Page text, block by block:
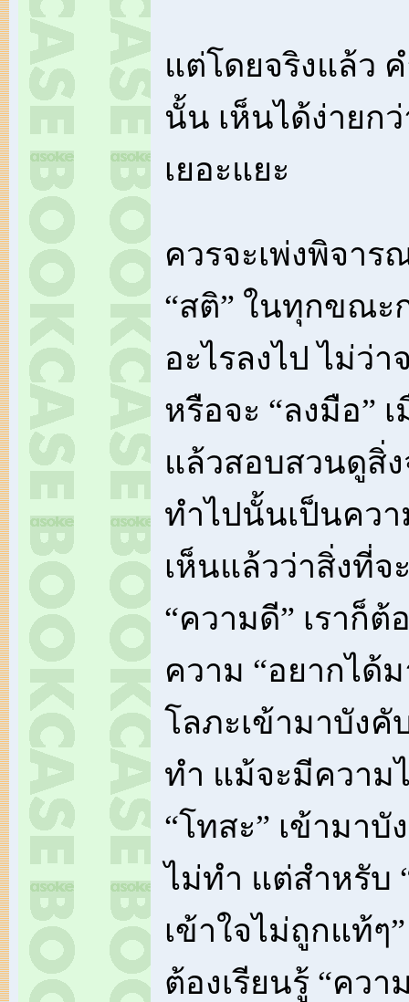
แต่โดยจริงแล้ว
นั้น เห็นได้ง่ายก
เยอะแยะ
ควรจะเพ่งพิจาร
“สติ” ในทุกขณะ
อะไรลงไป ไม่ว่า
หรือจะ “ลงมือ”
แล้วสอบสวนดูสิ่
ทำไปนั้นเป็นคว
เห็นแล้วว่าสิ่งที่
“ความดี” เราก็
ความ “อยากได้
โลภะเข้ามาบังคั
ทำ แม้จะมีความ
“โทสะ” เข้ามา
ไม่ทำ แต่สำหรับ
เข้าใจไม่ถูกแท้ๆ
ต้องเรียนรู้ “คว